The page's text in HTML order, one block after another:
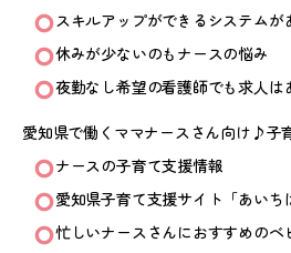
スキルアップができるシステムが
休みが少ないのもナースの悩み
夜勤なし希望の看護師でも求人は
愛知県で働くママナースさん向け♪子
ナースの子育て支援情報
愛知県子育て支援サイト「あいち
忙しいナースさんにおすすめのベ